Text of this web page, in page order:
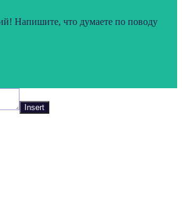
Напишите, что думаете по поводу
Insert